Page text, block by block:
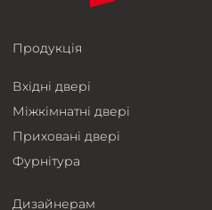
Продукція
Вхідні двері
Міжкімнатні двері
Приховані двері
Фурнітура
Дизайнерам